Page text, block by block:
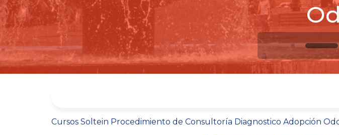
Cursos Soltein Procedimiento de Consultoría Diagnostico Adopción